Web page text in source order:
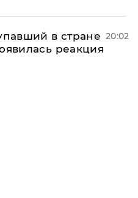
в стране
реакция
20:02